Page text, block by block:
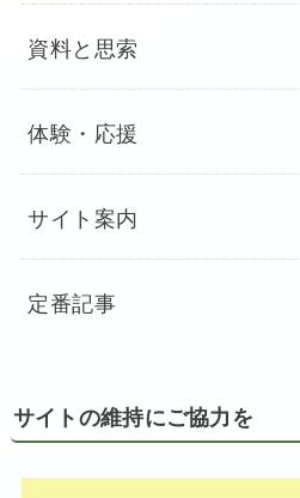
資料と思索
体験・応援
サイト案内
定番記事
サイトの維持にご協力を